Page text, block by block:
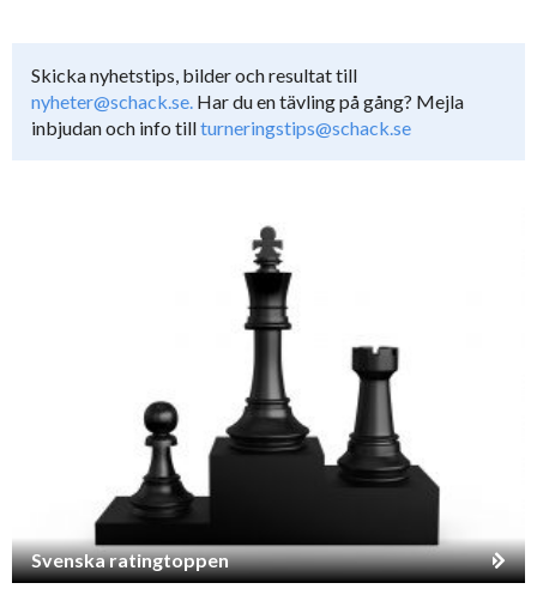
Skicka nyhetstips, bilder och resultat till
nyheter@schack.se. Har du en tävling på gång? Mejla
inbjudan och info tillturneringstips@schack.se
Svenska ratingtoppen